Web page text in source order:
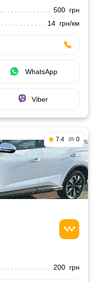
500 грн
14 грн/км
WhatsApp
Viber
7.4 0
200 грн